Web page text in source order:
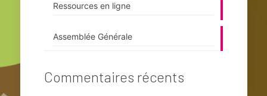
Ressources en ligne
Assemblée Générale
Commentaires récents